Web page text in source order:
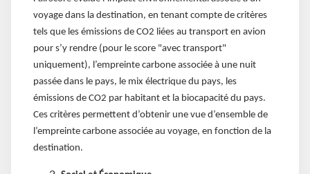
voyage dans la destination, en tenant compte de critères
tels que les émissions de CO2 liées au transport en avion
pour s’y rendre (pour le score "avec transport"
uniquement), l’empreinte carbone associée à une nuit
passée dans le pays, le mix électrique du pays, les
émissions de CO2 par habitant et la biocapacité du pays.
Ces critères permettent d’obtenir une vue d’ensemble de
l’empreinte carbone associée au voyage, en fonction de la
destination.